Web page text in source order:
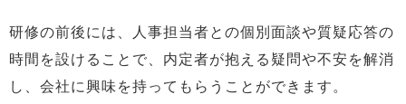
研修の前後には、人事担当者との個別面談や質疑応答の
時間を設けることで、内定者が抱える疑問や不安を解消
し、会社に興味を持ってもらうことができます。